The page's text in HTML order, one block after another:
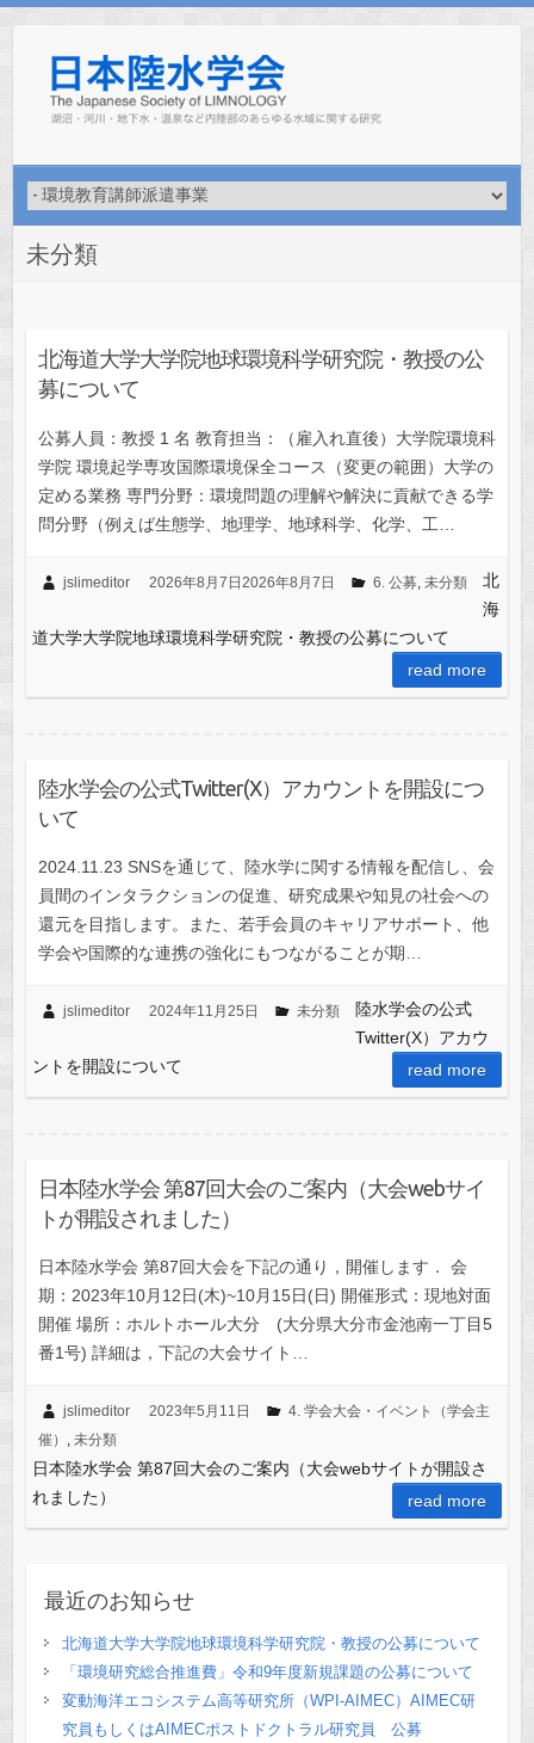
未分類
北海道大学大学院地球環境科学研究院・教授の公
募について
公募⼈員：教授 1 名 教育担当：（雇⼊れ直後）⼤学院環境科
学院 環境起学専攻国際環境保全コース（変更の範囲）⼤学の
定める業務 専⾨分野：環境問題の理解や解決に貢献できる学
問分野（例えば⽣態学、地理学、地球科学、化学、⼯…
jslimeditor 2026年8月7日2026年8月7日 6. 公募, 未分類
北
海
道大学大学院地球環境科学研究院・教授の公募について
read more
陸水学会の公式Twitter(X）アカウントを開設につ
いて
2024.11.23 SNSを通じて、陸水学に関する情報を配信し、会
員間のインタラクションの促進、研究成果や知見の社会への
還元を目指します。また、若手会員のキャリアサポート、他
学会や国際的な連携の強化にもつながることが期…
jslimeditor 2024年11月25日 未分類
陸水学会の公式
Twitter(X）アカウ
ントを開設について
read more
日本陸水学会 第87回大会のご案内（大会webサイ
トが開設されました）
日本陸水学会 第87回大会を下記の通り，開催します． 会
期：2023年10月12日(木)~10月15日(日) 開催形式：現地対面
開催 場所：ホルトホール大分 (大分県大分市金池南一丁目5
番1号) 詳細は，下記の大会サイト…
jslimeditor 2023年5月11日
4. 学会大会・イベント（学会主
催）
未分類
日本陸水学会 第87回大会のご案内（大会webサイトが開設さ
れました）
read more
最近のお知らせ
北海道大学大学院地球環境科学研究院・教授の公募について
「環境研究総合推進費」令和9年度新規課題の公募について
変動海洋エコシステム高等研究所（WPI-AIMEC）AIMEC研
究員もしくはAIMECポストドクトラル研究員 公募